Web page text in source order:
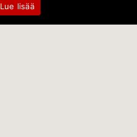
Lue lisää